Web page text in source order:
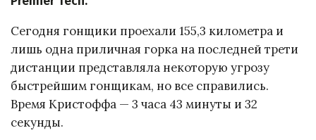
Сегодня гонщики проехали 155,3 километра и
лишь одна приличная горка на последней трети
дистанции представляла некоторую угрозу
быстрейшим гонщикам, но все справились.
Время Кристоффа — 3 часа 43 минуты и 32
секунды.